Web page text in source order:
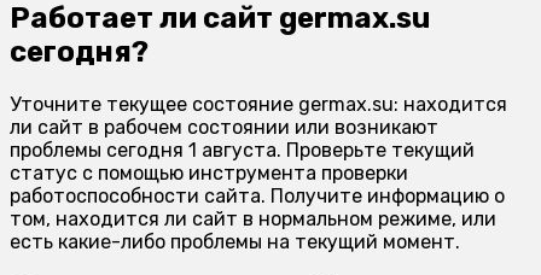
Работает ли сайт germax.su
сегодня?
Уточните текущее состояние germax.su: находится
ли сайт в рабочем состоянии или возникают
проблемы сегодня 1 августа. Проверьте текущий
статус с помощью инструмента проверки
работоспособности сайта. Получите информацию о
том, находится ли сайт в нормальном режиме, или
есть какие-либо проблемы на текущий момент.